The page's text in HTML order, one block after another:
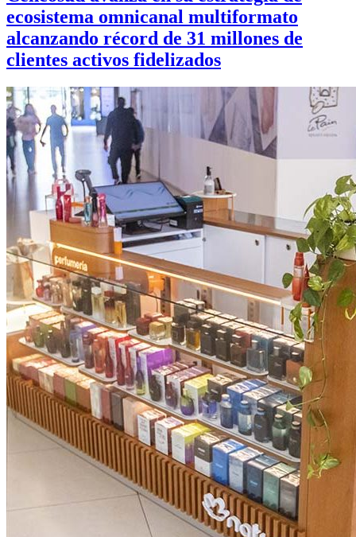
ecosistema omnicanal multiformato
alcanzando récord de 31 millones de
clientes activos fidelizados